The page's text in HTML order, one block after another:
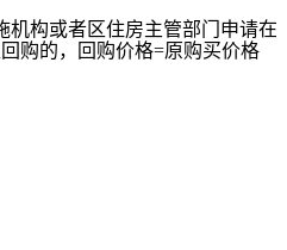
构或者区住房主管部门申请在
购的，回购价格=原购买价格